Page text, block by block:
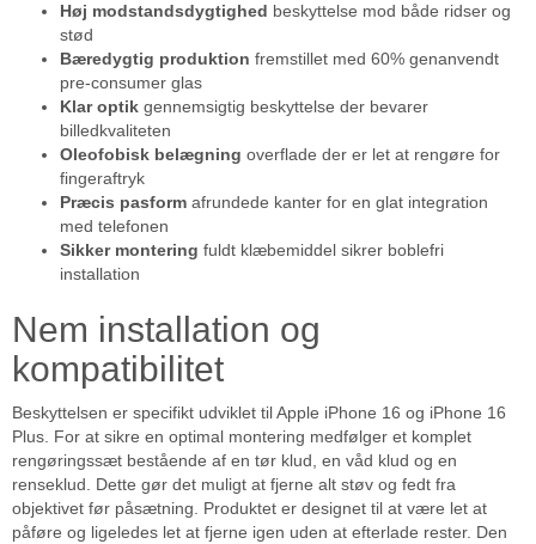
Høj modstandsdygtighed beskyttelse mod både ridser og
stød
Bæredygtig produktion fremstillet med 60% genanvendt
pre-consumer glas
Klar optik gennemsigtig beskyttelse der bevarer
billedkvaliteten
Oleofobisk belægning overflade der er let at rengøre for
fingeraftryk
Præcis pasform afrundede kanter for en glat integration
med telefonen
Sikker montering fuldt klæbemiddel sikrer boblefri
installation
Nem installation og
kompatibilitet
Beskyttelsen er specifikt udviklet til Apple iPhone 16 og iPhone 16
Plus. For at sikre en optimal montering medfølger et komplet
rengøringssæt bestående af en tør klud, en våd klud og en
renseklud. Dette gør det muligt at fjerne alt støv og fedt fra
objektivet før påsætning. Produktet er designet til at være let at
påføre og ligeledes let at fjerne igen uden at efterlade rester. Den